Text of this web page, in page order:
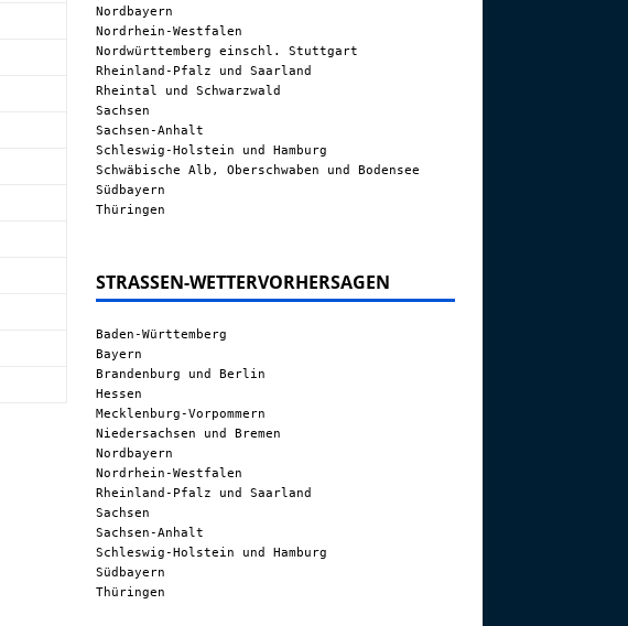
Nordbayern
Nordrhein-Westfalen
Nordwürttemberg einschl. Stuttgart
Rheinland-Pfalz und Saarland
Rheintal und Schwarzwald
Sachsen
Sachsen-Anhalt
Schleswig-Holstein und Hamburg
Schwäbische Alb, Oberschwaben und Bodensee
Südbayern
Thüringen
STRASSEN-WETTERVORHERSAGEN
Baden-Württemberg
Bayern
Brandenburg und Berlin
Hessen
Mecklenburg-Vorpommern
Niedersachsen und Bremen
Nordbayern
Nordrhein-Westfalen
Rheinland-Pfalz und Saarland
Sachsen
Sachsen-Anhalt
Schleswig-Holstein und Hamburg
Südbayern
Thüringen